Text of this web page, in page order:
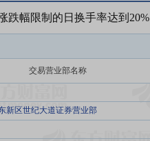
跌幅限制的日换手率达到
交易营业部名称
新区世纪大道证券营业部